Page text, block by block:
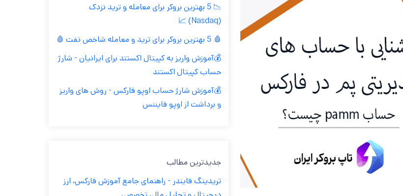
📉 5 بهترین بروکر برای معامله و ترید نزدک
(Nasdaq) 📈
🩸 5 بهترین بروکر برای ترید و معامله شاخص نفت 🩸
💰آموزش واریز به کپیتال اکستند برای ایرانیان - شارژ
حساب کپیتال اکستند
💰آموزش شارژ حساب اوپو فارکس - روش های واریز
و برداشت از اوپو فایننس
جدیدترین مطالب
تریدینگ فایندر - راهنمای جامع آموزش فارکس، ارز